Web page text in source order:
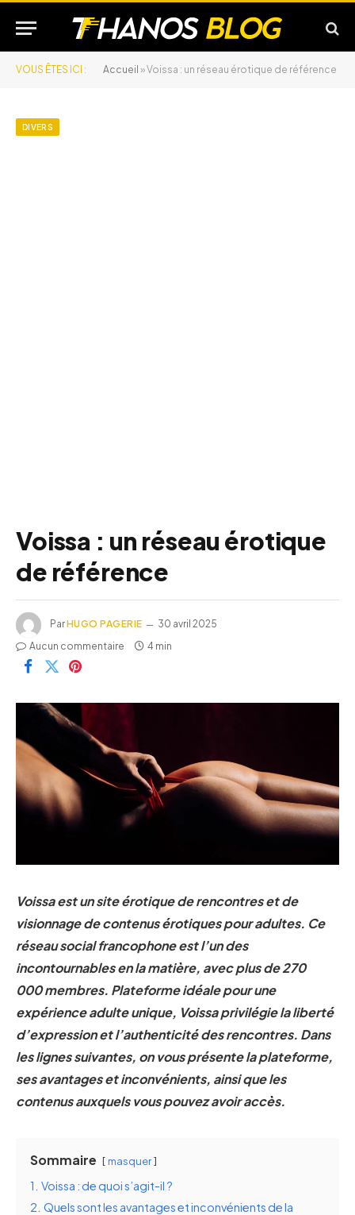
VOUS ÊTES ICI : Accueil »Voissa : un réseau érotique de référence
DIVERS
Voissa : un réseau érotique
de référence
ParHUGO PAGERIE
30 avril 2025
Aucun commentaire
4 min
Voissa est un site érotique de rencontres et de
visionnage de contenus érotiques pour adultes. Ce
réseau social francophone est l’un des
incontournables en la matière, avec plus de 270
000 membres. Plateforme idéale pour une
expérience adulte unique, Voissa privilégie la liberté
d’expression et l’authenticité des rencontres. Dans
les lignes suivantes, on vous présente la plateforme,
ses avantages et inconvénients, ainsi que les
contenus auxquels vous pouvez avoir accès.
Sommaire masquer
1. Voissa : de quoi s’agit-il ?
2. Quels sont les avantages et inconvénients de la